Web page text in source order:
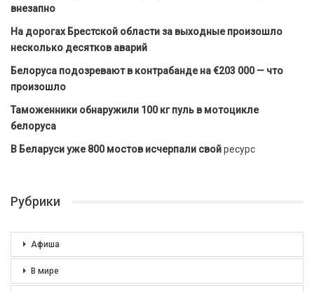
внезапно
На дорогах Брестской области за выходные произошло
несколько десятков аварий
Белоруса подозревают в контрабанде на €203 000 — что
произошло
Таможенники обнаружили 100 кг пуль в мотоцикле
белоруса
В Беларуси уже 800 мостов исчерпали свойресурс
Рубрики
Афиша
В мире